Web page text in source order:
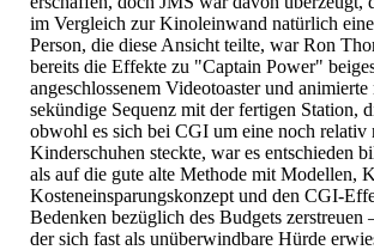
im Vergleich zur Kinoleinwand natürlich
Person, die diese Ansicht teilte, war Ron
bereits die Effekte zu "Captain Power"
angeschlossenem Videotoaster und
sekündige Sequenz mit der fertigen Station,
obwohl es sich bei CGI um eine noch
Kinderschuhen steckte, war es entschieden
als auf die gute alte Methode mit Modellen,
Kosteneinsparungskonzept und den CGI-
Bedenken bezüglich des Budgets
der sich fast als unüberwindbare Hürde